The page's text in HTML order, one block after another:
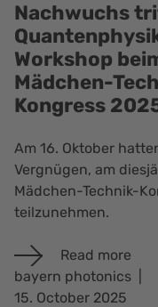
Nachwuchs
Workshop
Mädchen-
Kongress
Am 16. Oktober
Vergnügen, am
Mädchen-Technik-
teilzunehmen.
Read more
bayern photonics
15. October 2025